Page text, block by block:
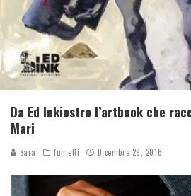
Da Ed Inkiostro l’artbook che
Mari
Sara fumetti Dicembre 29, 2016